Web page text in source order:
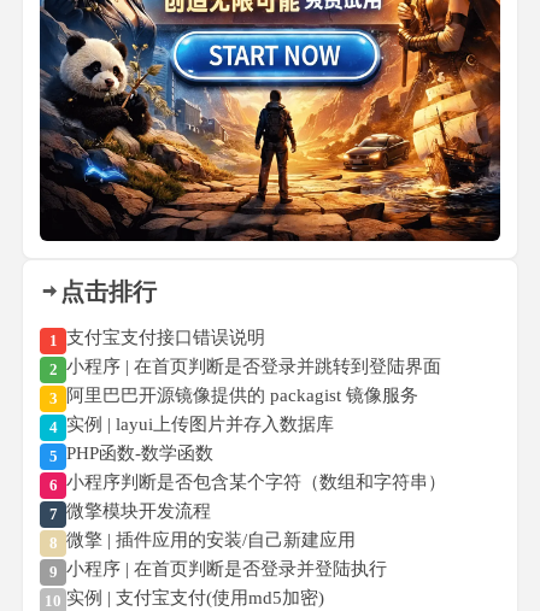
点击排行
1 支付宝支付接口错误说明
2 小程序 | 在首页判断是否登录并跳转到登陆界面
3 阿里巴巴开源镜像提供的 packagist 镜像服务
4 实例 | layui上传图片并存入数据库
5 PHP函数-数学函数
6 小程序判断是否包含某个字符（数组和字符串）
7 微擎模块开发流程
8 微擎 | 插件应用的安装/自己新建应用
9 小程序 | 在首页判断是否登录并登陆执行
10 实例 | 支付宝支付(使用md5加密)